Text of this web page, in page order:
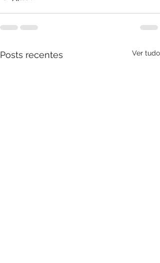
Posts recentes Ver tudo